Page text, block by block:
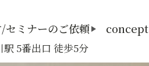
セミナーのご依頼 concept
5番出口 徒歩5分